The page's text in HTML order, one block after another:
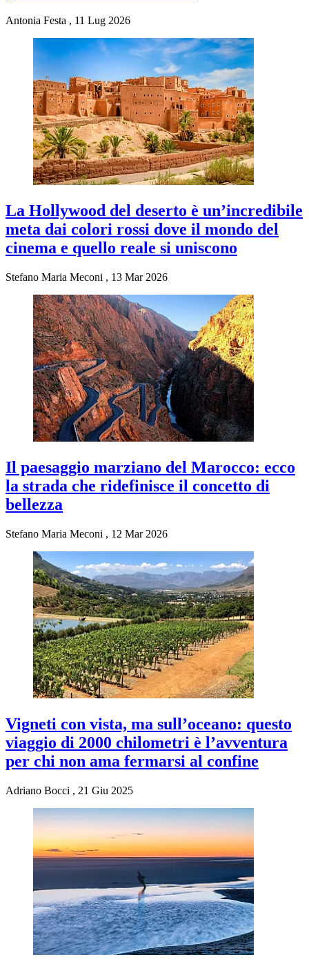
Antonia Festa , 11 Lug 2026
La Hollywood del deserto è un’incredibile
meta dai colori rossi dove il mondo del
cinema e quello reale si uniscono
Stefano Maria Meconi , 13 Mar 2026
Il paesaggio marziano del Marocco: ecco
la strada che ridefinisce il concetto di
bellezza
Stefano Maria Meconi , 12 Mar 2026
Vigneti con vista, ma sull’oceano: questo
viaggio di 2000 chilometri è l’avventura
per chi non ama fermarsi al confine
Adriano Bocci , 21 Giu 2025